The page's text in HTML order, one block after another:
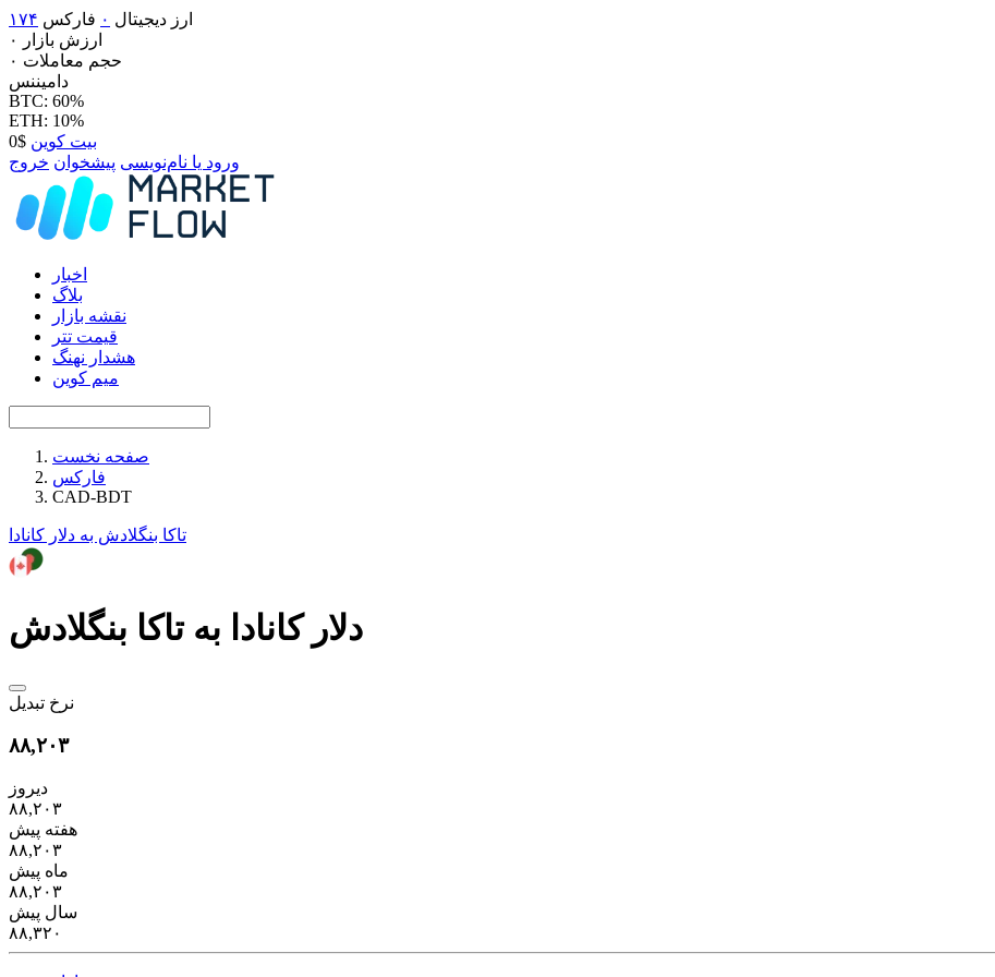
ارز دیجیتال ۰ فارکس ۱۷۴
ارزش بازار
۰
حجم معاملات ۰
دامیننس
BTC: 60%
ETH: 10%
بیت کوین $0
ورود یا نام‌نویسی پیشخوان خروج
اخبار
بلاگ
نقشه بازار
قیمت تتر
هشدار نهنگ
میم کوین
صفحه نخست
فارکس
CAD-BDT
تاکا بنگلادش به دلار کانادا
دلار کانادا به تاکا بنگلادش
نرخ تبدیل
۸۸,۲۰۳
دیروز
۸۸,۲۰۳
هفته پیش
۸۸,۲۰۳
ماه پیش
۸۸,۲۰۳
سال پیش
۸۸,۳۲۰